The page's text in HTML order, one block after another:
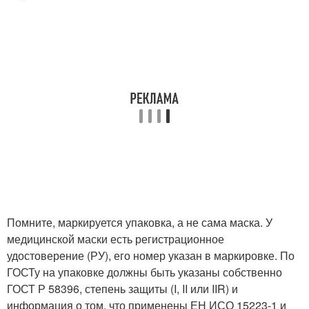
Помните, маркируется упаковка, а не сама маска. У
медицинской маски есть регистрационное
удостоверение (РУ), его номер указан в маркировке. По
ГОСТу на упаковке должны быть указаны собственно
ГОСТ Р 58396, степень защиты (I, II или IIR) и
информация о том, что применены ЕН ИСО 15223-1 и